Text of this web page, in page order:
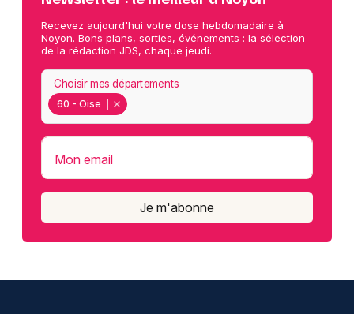
Recevez aujourd'hui votre dose hebdomadaire à
Noyon. Bons plans, sorties, événements : la sélection
de la rédaction JDS, chaque jeudi.
60 - Oise
Choisir mes départements
Mon email
Je m'abonne